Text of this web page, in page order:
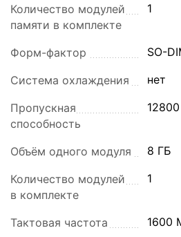
Количество модулей
памяти в комплекте
1
Форм-фактор SO-
Система охлаждения нет
Пропускная
способность
Объём одного модуля 8 ГБ
Количество модулей
в комплекте
1
Тактовая частота 1600